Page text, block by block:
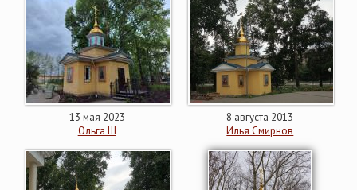
13 мая 2023
Ольга Ш
8 августа 2013
Илья Смирнов